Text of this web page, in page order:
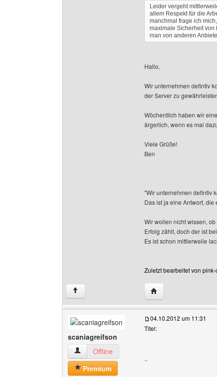
Leider vergeht
allem Respekt für die
manchmal frage ich
maximale Sicherheit von
man von anderen
Hallo,
Wir unternehmen defintiv
der Server zu
Wöchentlich haben wir
ärgerlich, wenn es mal
Viele Grüße!
Ben
"Wir unternehmen defintiv
Das ist ja eine Antwort,
Wir wollen nicht wissen,
Erfolg zählt, doch der ist
Es ist schon mittlerweile
Zuletzt bearbeitet von
↑ Website dieses
scaniagreifson
scaniagreifson Benutzer-Profile anzeigen
Offline
Premium
04.10.2012 um 11:31
Titel:
..